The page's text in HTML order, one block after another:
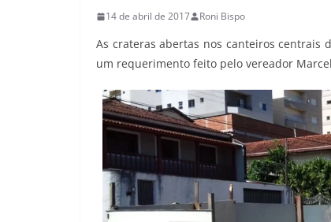
14 de abril de 2017 Roni Bispo
As crateras abertas nos canteiros centrais
um requerimento feito pelo vereador